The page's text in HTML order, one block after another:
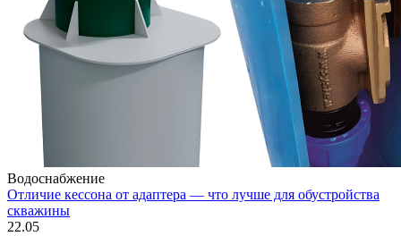
Водоснабжение
Отличие кессона от адаптера — что лучше для обустройства
скважины
22.05